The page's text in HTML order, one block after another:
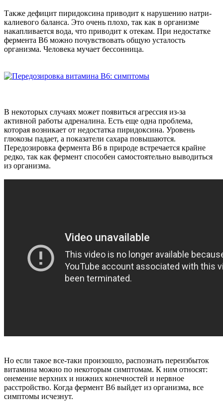
Также дефицит пиридоксина приводит к нарушению натри-
калиевого баланса. Это очень плохо, так как в организме
накапливается вода, что приводит к отекам. При недостатке
фермента В6 можно почувствовать общую усталость
организма. Человека мучает бессонница.
В некоторых случаях может появиться агрессия из-за
активной работы адреналина. Есть еще одна проблема,
которая возникает от недостатка пиридоксина. Уровень
глюкозы падает, а показатели сахара повышаются.
Передозировка фермента В6 в природе встречается крайне
редко, так как фермент способен самостоятельно выводиться
из организма.
Но если такое все-таки произошло, распознать переизбыток
витамина можно по некоторым симптомам. К ним относят:
онемение верхних и нижних конечностей и нервное
расстройство. Когда фермент В6 выйдет из организма, все
симптомы исчезнут.